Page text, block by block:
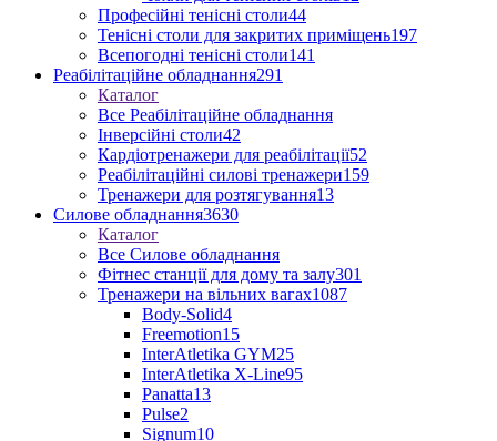
Професійні тенісні столи44
Тенісні столи для закритих приміщень197
Всепогодні тенісні столи141
Реабілітаційне обладнання291
Каталог
Все Реабілітаційне обладнання
Інверсійні столи42
Кардіотренажери для реабілітації52
Реабілітаційні силові тренажери159
Тренажери для розтягування13
Силове обладнання3630
Каталог
Все Силове обладнання
Фітнес станції для дому та залу301
Тренажери на вільних вагах1087
Body-Solid4
Freemotion15
InterAtletika GYM25
InterAtletika X-Line95
Panatta13
Pulse2
Signum10